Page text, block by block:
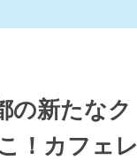
の新たな
！カフェ